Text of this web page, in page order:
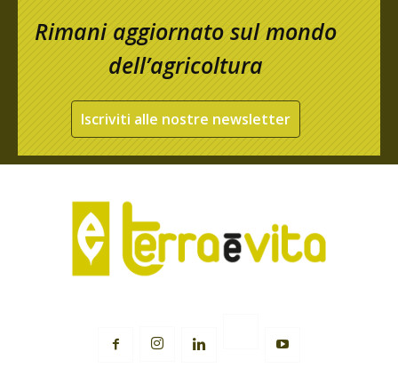
Rimani aggiornato sul mondo
dell’agricoltura
Iscriviti alle nostre newsletter